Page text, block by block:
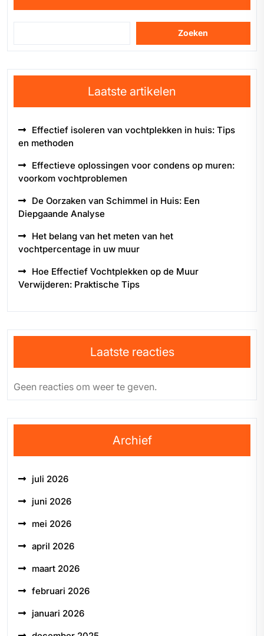
Zoeken
Laatste artikelen
Effectief isoleren van vochtplekken in huis: Tips
en methoden
Effectieve oplossingen voor condens op muren:
voorkom vochtproblemen
De Oorzaken van Schimmel in Huis: Een
Diepgaande Analyse
Het belang van het meten van het
vochtpercentage in uw muur
Hoe Effectief Vochtplekken op de Muur
Verwijderen: Praktische Tips
Laatste reacties
Geen reacties om weer te geven.
Archief
juli 2026
juni 2026
mei 2026
april 2026
maart 2026
februari 2026
januari 2026